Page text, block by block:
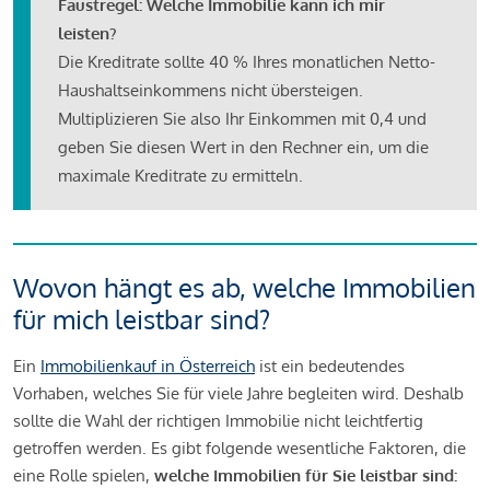
Faustregel: Welche Immobilie kann ich mir
leisten?
Die Kreditrate sollte 40 % Ihres monatlichen Netto-
Haushaltseinkommens nicht übersteigen.
Multiplizieren Sie also Ihr Einkommen mit 0,4 und
geben Sie diesen Wert in den Rechner ein, um die
maximale Kreditrate zu ermitteln.
Wovon hängt es ab, welche Immobilien
für mich leistbar sind?
Ein Immobilienkauf in Österreich ist ein bedeutendes
Vorhaben, welches Sie für viele Jahre begleiten wird. Deshalb
sollte die Wahl der richtigen Immobilie nicht leichtfertig
getroffen werden. Es gibt folgende wesentliche Faktoren, die
eine Rolle spielen, welche Immobilien für Sie leistbar sind: